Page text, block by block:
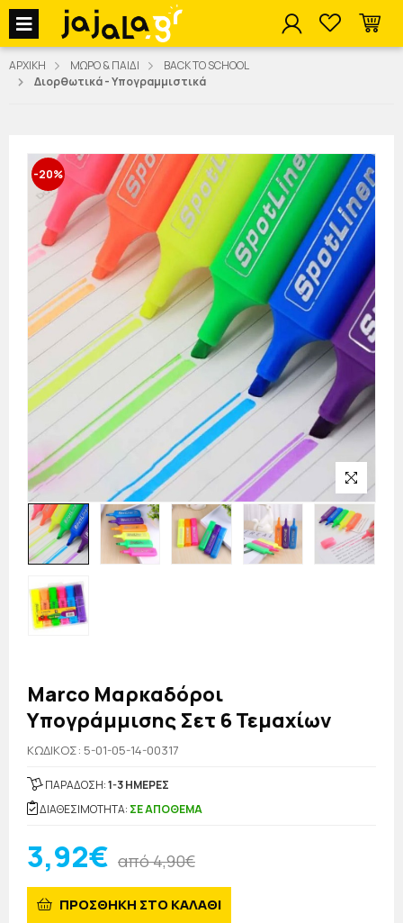
jajala Menu
ΑΡΧΙΚΗ ΜΩΡΟ & ΠΑΙΔΙ
BACK TO SCHOOL
Διορθωτικά - Υπογραμμιστικά
-20%
Marco Μαρκαδόροι
Υπογράμμισης Σετ 6 Τεμαχίων
KΩΔΙΚΟΣ: 5-01-05-14-00317
ΠΑΡΑΔΟΣΗ:1-3 ΗΜΕΡΕΣ
ΔΙΑΘΕΣΙΜΟΤΗΤΑ: ΣΕ ΑΠΟΘΕΜΑ
3,92€ από 4,90€
ΠΡΟΣΘΗΚΗ ΣΤΟ ΚΑΛΑΘΙ